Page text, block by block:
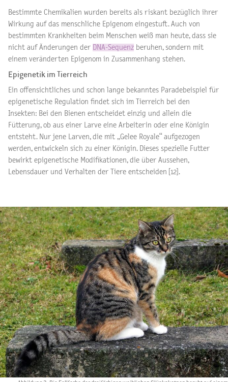
Bestimmte Chemikalien wurden bereits als riskant bezüglich ihrer
Wirkung auf das menschliche Epigenom eingestuft. Auch von
bestimmten Krankheiten beim Menschen weiß man heute, dass sie
nicht auf Änderungen der DNA-Sequenz beruhen, sondern mit
einem veränderten Epigenom in Zusammenhang stehen.
Epigenetik im Tierreich
Ein offensichtliches und schon lange bekanntes Paradebeispiel für
epigenetische Regulation findet sich im Tierreich bei den
Insekten: Bei den Bienen entscheidet einzig und allein die
Fütterung, ob aus einer Larve eine Arbeiterin oder eine Königin
entsteht. Nur jene Larven, die mit „Gelee Royale“ aufgezogen
werden, entwickeln sich zu einer Königin. Dieses spezielle Futter
bewirkt epigenetische Modifikationen, die über Aussehen,
Lebensdauer und Verhalten der Tiere entscheiden [12].